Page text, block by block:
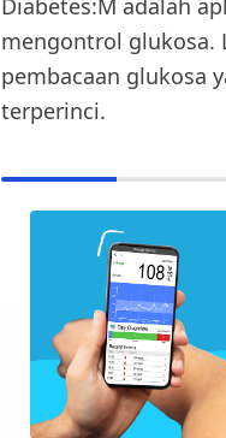
Diabetes:M adalah
mengontrol glukosa.
pembacaan glukosa
terperinci.